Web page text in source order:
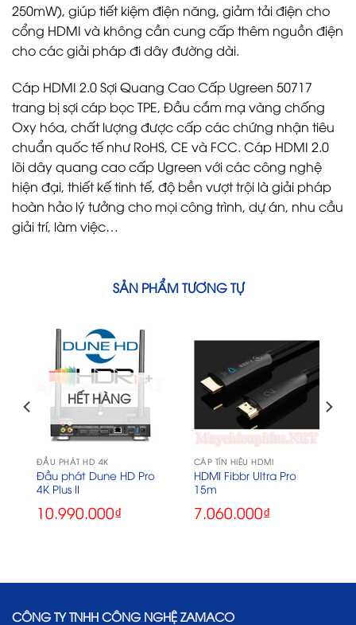
250mW), giúp tiết kiệm điện năng, giảm tải điện cho
cổng HDMI và không cần cung cấp thêm nguồn điện
cho các giải pháp đi dây đường dài.
Cáp HDMI 2.0 Sợi Quang Cao Cấp Ugreen 50717
trang bị sợi cáp bọc TPE, Đầu cắm mạ vàng chống
Oxy hóa, chất lượng được cấp các chứng nhận tiêu
chuẩn quốc tế như RoHS, CE và FCC. Cáp HDMI 2.0
lõi dây quang cao cấp Ugreen với các công nghệ
hiện đại, thiết kế tinh tế, độ bền vượt trội là giải pháp
hoàn hảo lý tưởng cho mọi công trình, dự án, nhu cầu
giải trí, làm việc…
SẢN PHẨM TƯƠNG TỰ
HẾT HÀNG
ĐẦU PHÁT HD 4K
Đầu phát Dune HD Pro
4K Plus II
10.990.000₫
CÁP TÍN HIỆU HDMI
HDMI Fibbr Ultra Pro
15m
7.060.000₫
CÔNG TY TNHH CÔNG NGHỆ ZAMACO